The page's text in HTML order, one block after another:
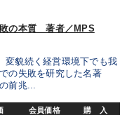
の本質 著者／MPS
貌続く経営環境下でも我
の失敗を研究した名著
前兆...
会員価格 購 入